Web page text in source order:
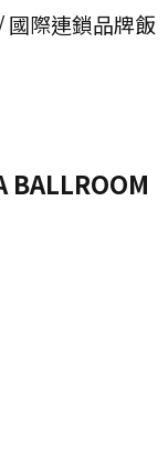
國際連鎖品牌飯
BALLROOM